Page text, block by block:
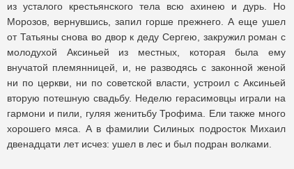
из усталого крестьянского тела всю ахинею и дурь. Но
Морозов, вернувшись, запил горше прежнего. А еще ушел
от Татьяны снова во двор к деду Сергею, закружил роман с
молодухой Аксиньей из местных, которая была ему
внучатой племянницей, и, не разводясь с законной женой
ни по церкви, ни по советской власти, устроил с Аксиньей
вторую потешную свадьбу. Неделю герасимовцы играли на
гармони и пили, гуляя женитьбу Трофима. Ели также много
хорошего мяса. А в фамилии Силиных подросток Михаил
двенадцати лет исчез: ушел в лес и был подран волками.